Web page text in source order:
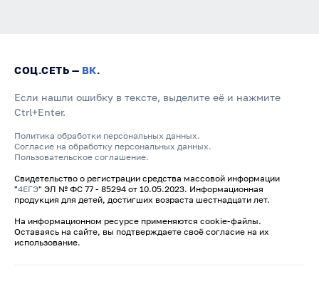
СОЦ.СЕТЬ — ВК.
Если нашли ошибку в тексте, выделите её и нажмите
Ctrl+Enter.
Политика обработки персональных данных.
Согласие на обработку персональных данных.
Пользовательское соглашение.
Свидетельство о регистрации средства массовой информации
"4ЕГЭ" ЭЛ № ФС 77 - 85294 от 10.05.2023. Информационная
продукция для детей, достигших возраста шестнадцати лет.
На информационном ресурсе применяются cookie-файлы.
Оставаясь на сайте, вы подтверждаете своё согласие на их
использование.